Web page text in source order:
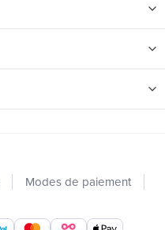
Modes de paiement